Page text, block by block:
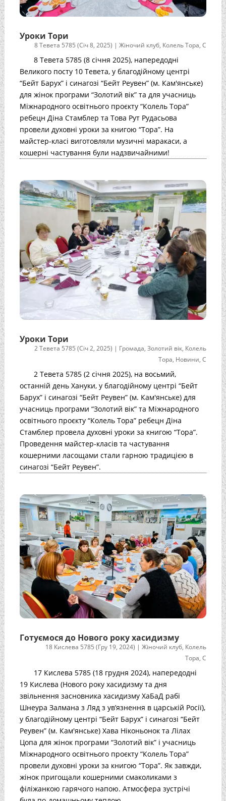
Уроки Тори
8 Тевета 5785 (Січ 8, 2025) |Жіночий клуб, Колель Тора,С
8 Тевета 5785 (8 січня 2025), напередодні
Великого посту 10 Тевета, у благодійному центрі
“Бейт Барух” і синагозі “Бейт Реувен” (м. Кам'янське)
для жінок програми “Золотий вік” та для учасниць
Міжнародного освітнього проєкту “Колель Тора”
ребецн Діна Стамблер та Това Рут Рудасьова
провели духовні уроки за книгою “Тора”. На
майстер-класі виготовляли музичні маракаси, а
кошерні частування були надзвичайними!
Уроки Тори
2 Тевета 5785 (Січ 2, 2025) | Громада,Золотий вік, Колель
Тора, Новини,С
2 Тевета 5785 (2 січня 2025), на восьмий,
останній день Хануки, у благодійному центрі “Бейт
Барух” і синагозі “Бейт Реувен” (м. Кам'янське) для
учасниць програми “Золотий вік” та Міжнародного
освітнього проєкту “Колель Тора” ребецн Діна
Стамблер провела духовні уроки за книгою “Тора”.
Проведення майстер-класів та частування
кошерними ласощами стали гарною традицією в
синагозі “Бейт Реувен”.
Готуємося до Нового року хасидизму
18 Кислева 5785 (Гру 19, 2024) |Жіночий клуб, Колель
Тора,С
17 Кислева 5785 (18 грудня 2024), напередодні
19 Кислева (Нового року хасидизму та дня
звільнення засновника хасидизму ХаБаД рабі
Шнеура Залмана з Ляд з ув’язнення в царській Росії),
у благодійному центрі “Бейт Барух” і синагозі “Бейт
Реувен” (м. Кам'янське) Хава Ніконьонок та Лілах
Цопа для жінок програми “Золотий вік” і учасниць
Міжнародного освітнього проєкту “Колель Тора”
провели духовні уроки за книгою “Тора”. Як завжди,
жінок пригощали кошерними смаколиками з
філіжанкою гарячого напою. Атмосфера зустрічі